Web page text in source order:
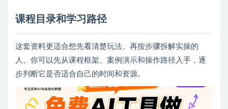
课程目录和学习路径
这套资料更适合想先看清楚玩法、再按步骤拆解实操的
人。你可以先从课程框架、案例演示和操作路径入手，逐
步判断它是否适合自己的时间和资源。